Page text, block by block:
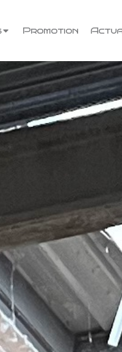
Promotion